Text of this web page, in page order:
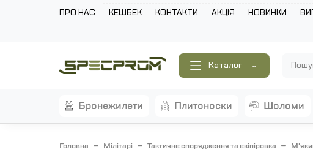
ПРО НАС КЕШБЕК КОНТАКТИ АКЦІЯ НОВИНКИ
Каталог
бронежилети плитоноски шоломи
Головна Мілітарі Тактичне спорядження та екіпіровка